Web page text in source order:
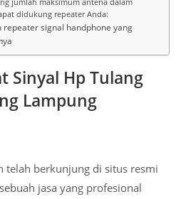
didukung repeater Anda:
signal handphone yang
Sinyal Hp Tulang
Lampung
telah berkunjung di situs resmi
jasa yang profesional